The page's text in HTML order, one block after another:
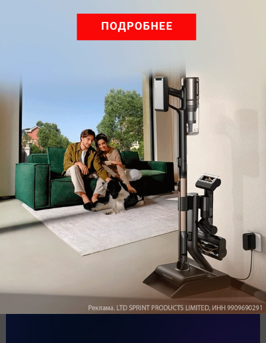
Зарегистрируйтесь
оставить комментарий
Рекомендуем
Обзор вертикального пылесоса Dreame Z40 AquaCycle
Pro: гибкий подход к уборке